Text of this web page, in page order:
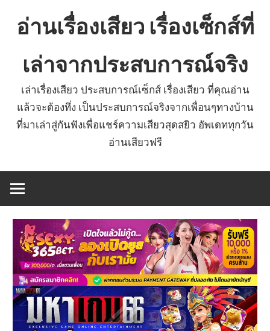
อ่านเรื่องเสียว เรื่องเซ็กส์ที่
เล่าจากประสบการณ์จริง
เล่าเรื่องเสียว ประสบการณ์เซ็กส์ เรื่องเสียว ที่คุณอ่าน
แล้วจะต้องทึ่ง เป็นประสบการณ์จริงจากเพื่อนๆทางบ้าน
ที่มาเล่าสู่กันฟังเพื่อแชร์ความเสียวสุดสยิว อัพเดททุกวัน
อ่านเสียวฟรี